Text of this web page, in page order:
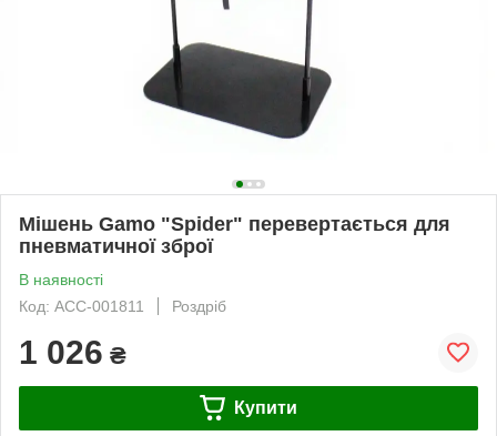
Мішень Gamo "Spider" перевертається для
пневматичної зброї
В наявності
Код: ACC-001811
Роздріб
1 026 ₴
Купити